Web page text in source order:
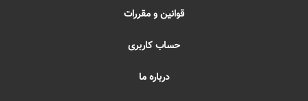
قوانین و مقررات
حساب کاربری
درباره ما